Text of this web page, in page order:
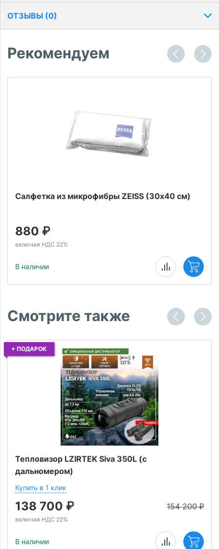
ОТЗЫВЫ (0)
Рекомендуем
Салфетка из микрофибры ZEISS (30х40 см)
880 ₽
включая НДС 22%
В наличии
Смотрите также
+ ПОДАРОК
Тепловизор LZIRTEK Siva 350L (с
дальномером)
Купить в 1 клик
154 200₽
138 700 ₽
включая НДС 22%
В наличии